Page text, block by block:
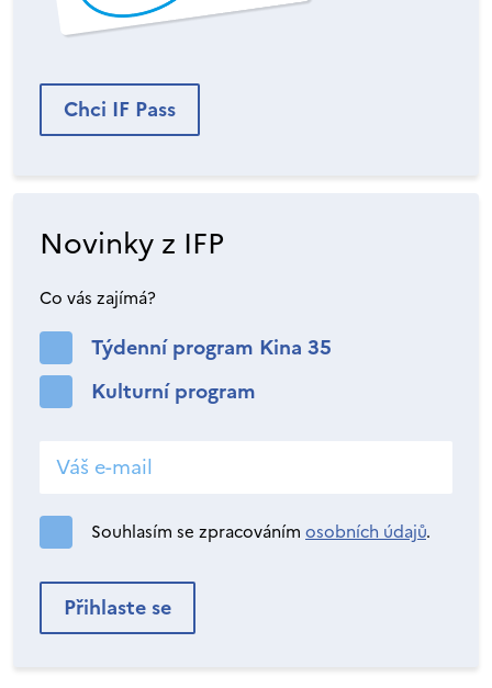
Chci IF Pass
Novinky z IFP
Co vás zajímá?
Týdenní program Kina 35
Kulturní program
Souhlasím se zpracováním osobních údajů.